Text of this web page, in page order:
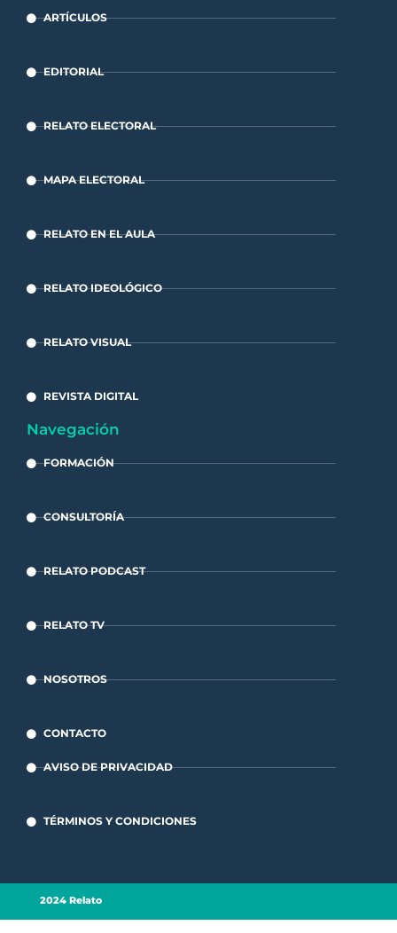
ARTÍCULOS
EDITORIAL
RELATO ELECTORAL
MAPA ELECTORAL
RELATO EN EL AULA
RELATO IDEOLÓGICO
RELATO VISUAL
REVISTA DIGITAL
Navegación
FORMACIÓN
CONSULTORÍA
RELATO PODCAST
RELATO TV
NOSOTROS
CONTACTO
AVISO DE PRIVACIDAD
TÉRMINOS Y CONDICIONES
2024 Relato